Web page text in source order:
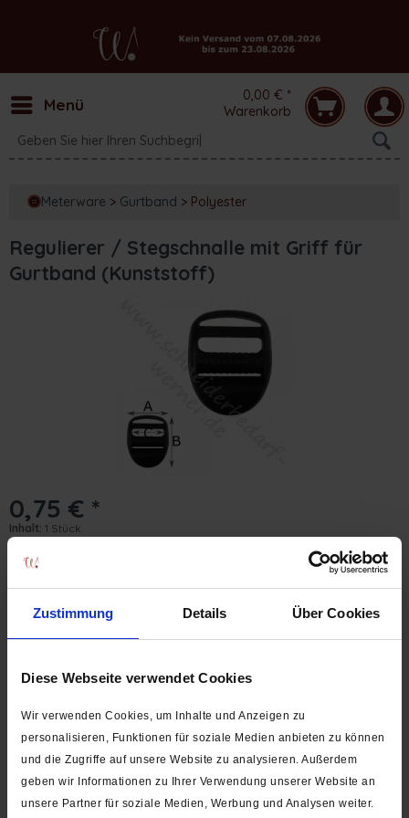
Zustimmung Details Über Cookies
Diese Webseite verwendet Cookies
Wir verwenden Cookies, um Inhalte und Anzeigen zu
personalisieren, Funktionen für soziale Medien anbieten zu können
und die Zugriffe auf unsere Website zu analysieren. Außerdem
geben wir Informationen zu Ihrer Verwendung unserer Website an
unsere Partner für soziale Medien, Werbung und Analysen weiter.
Menü
0,00 € *
Warenkorb
Meterware > Gurtband > Polyester
Regulierer / Stegschnalle mit Griff für
Gurtband (Kunststoff)
0,75 € *
Inhalt: 1 Stück
Versand erst ab dem 24.08.2026. Lieferzeit ca. 1-3 Werktage
Gurtbreite:
Stk. In den Warenkorb
Auf die Wunschliste
Artikel-Nr.: 0937-025
Beschreibung